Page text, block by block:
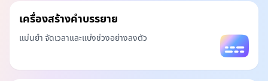
เครื่องสร้างคำบรรยาย
แม่นยำ จัดเวลาและแบ่งช่วงอย่างลงตัว